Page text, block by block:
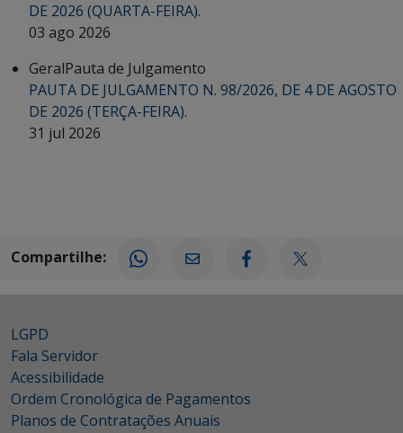
DE 2026 (QUARTA-FEIRA).
03 ago 2026
GeralPauta de Julgamento
PAUTA DE JULGAMENTO N. 98/2026, DE 4 DE AGOSTO
DE 2026 (TERÇA-FEIRA).
31 jul 2026
Compartilhe:
LGPD
Fala Servidor
Acessibilidade
Ordem Cronológica de Pagamentos
Planos de Contratações Anuais